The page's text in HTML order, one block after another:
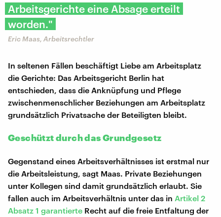
Arbeitsgerichte eine Absage erteilt
worden."
Eric Maas, Arbeitsrechtler
In seltenen Fällen beschäftigt Liebe am Arbeitsplatz
die Gerichte: Das Arbeitsgericht Berlin hat
entschieden, dass die Anknüpfung und Pflege
zwischenmenschlicher Beziehungen am Arbeitsplatz
grundsätzlich Privatsache der Beteiligten bleibt.
Geschützt durch das Grundgesetz
Gegenstand eines Arbeitsverhältnisses ist erstmal nur
die Arbeitsleistung, sagt Maas. Private Beziehungen
unter Kollegen sind damit grundsätzlich erlaubt. Sie
fallen auch im Arbeitsverhältnis unter das in Artikel 2
Absatz 1 garantierte Recht auf die freie Entfaltung der